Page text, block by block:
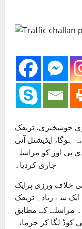
خوشخبری، ٹریفک
ہوگا، ایڈیشنل آئی
پی اوز کو مراسلہ
جاری کردیا۔
خلاف ورزی پرایک
ایک سے زیادہ ٹریفک
مراسلے کے مطابق
کوڈ لگا کر جرمانہ